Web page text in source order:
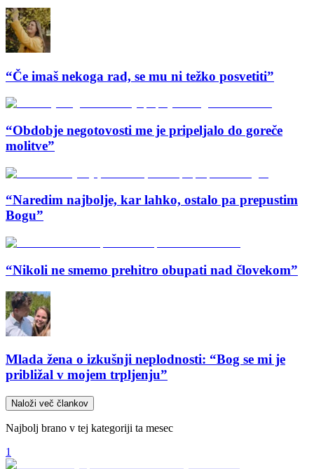
“Če imaš nekoga rad, se mu ni težko posvetiti”
“Obdobje negotovosti me je pripeljalo do goreče
molitve”
“Naredim najbolje, kar lahko, ostalo pa prepustim
Bogu”
“Nikoli ne smemo prehitro obupati nad človekom”
Mlada žena o izkušnji neplodnosti: “Bog se mi je
približal v mojem trpljenju”
Naloži več člankov
Najbolj brano v tej kategoriji ta mesec
1